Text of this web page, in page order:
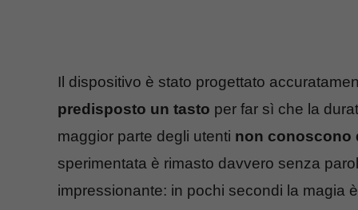
Il dispositivo è stato progettato
predisposto un tasto per far sì che la
maggior parte degli utenti non conoscono
sperimentata è rimasto davvero senza
impressionante: in pochi secondi la magia